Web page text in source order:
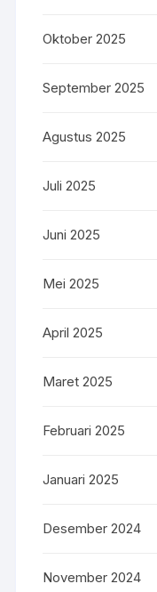
Oktober 2025
September 2025
Agustus 2025
Juli 2025
Juni 2025
Mei 2025
April 2025
Maret 2025
Februari 2025
Januari 2025
Desember 2024
November 2024